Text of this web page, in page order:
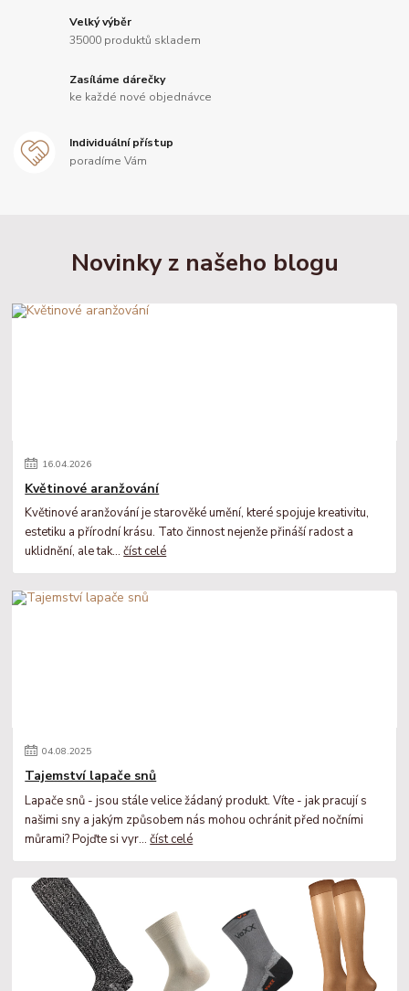
Velký výběr
35000 produktů skladem
Zasíláme dárečky
ke každé nové objednávce
Individuální přístup
poradíme Vám
Novinky z našeho blogu
16.04.2026
Květinové aranžování
Květinové aranžování je starověké umění, které spojuje kreativitu,
estetiku a přírodní krásu. Tato činnost nejenže přináší radost a
uklidnění, ale tak...číst celé
04.08.2025
Tajemství lapače snů
Lapače snů - jsou stále velice žádaný produkt. Víte - jak pracují s
našimi sny a jakým způsobem nás mohou ochránit před nočními
můrami? Pojďte si vyr...číst celé